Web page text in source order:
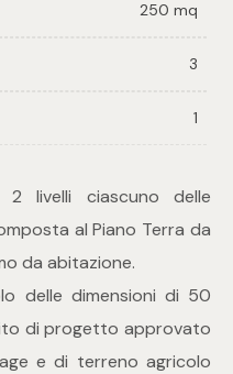
250 mq
3
1
livelli ciascuno delle
al Piano Terra da
da abitazione.
delle dimensioni di 50
di progetto approvato
e di terreno agricolo